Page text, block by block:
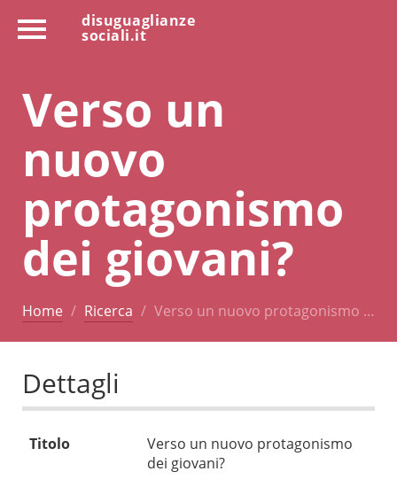
disuguaglianze
sociali.it
Verso un
nuovo
protagonismo
dei giovani?
Home Ricerca Verso un nuovo protagonismo …
Dettagli
Titolo
Verso un nuovo protagonismo
dei giovani?